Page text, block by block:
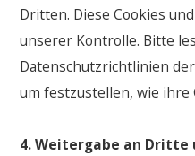
Dritten. Diese Cookies
unserer Kontrolle. Bitte
Datenschutzrichtlinien
um festzustellen, wie
4. Weitergabe an Dritte